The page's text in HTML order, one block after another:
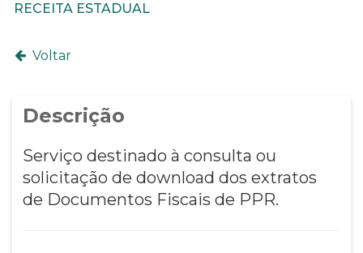
RECEITA ESTADUAL
Voltar
Descrição
Serviço destinado à consulta ou
solicitação de download dos extratos
de Documentos Fiscais de PPR.